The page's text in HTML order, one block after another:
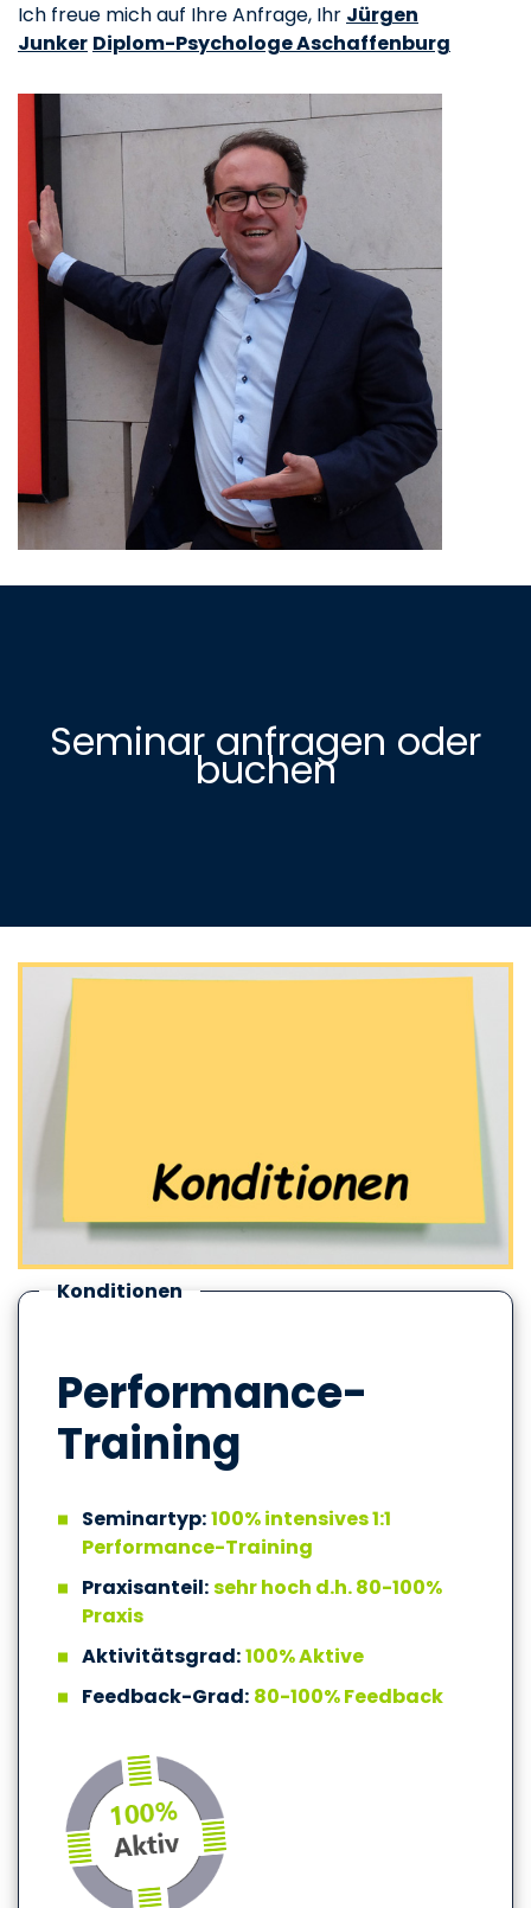
Ich freue mich auf Ihre Anfrage, Ihr Jürgen
Junker Diplom-Psychologe Aschaffenburg
Seminar anfragen oder
buchen
Konditionen
Performance-
Training
Seminartyp:100% intensives 1:1
Performance-Training
Praxisanteil:sehr hoch d.h. 80-100%
Praxis
Aktivitätsgrad:100% Aktive
Feedback-Grad: 80-100% Feedback